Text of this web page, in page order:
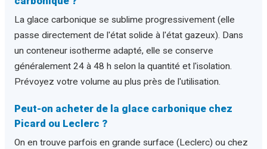
La glace carbonique se sublime progressivement (elle
passe directement de l'état solide à l'état gazeux). Dans
un conteneur isotherme adapté, elle se conserve
généralement 24 à 48 h selon la quantité et l'isolation.
Prévoyez votre volume au plus près de l'utilisation.
Peut-on acheter de la glace carbonique chez
Picard ou Leclerc ?
On en trouve parfois en grande surface (Leclerc) ou chez